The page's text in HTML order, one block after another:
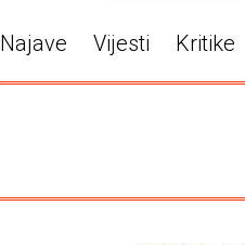
Najave Vijesti Kritike